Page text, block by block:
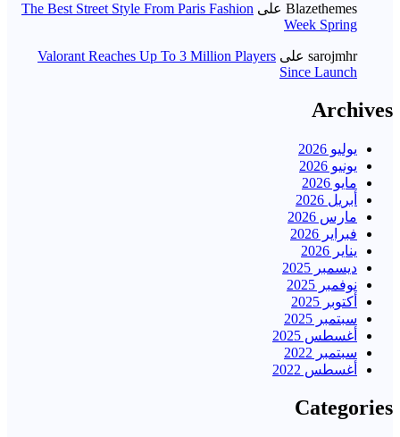
Blazethemes على The Best Street Style From Paris Fashion
Week Spring
sarojmhr على Valorant Reaches Up To 3 Million Players
Since Launch
Archives
يوليو 2026
يونيو 2026
مايو 2026
أبريل 2026
مارس 2026
فبراير 2026
يناير 2026
ديسمبر 2025
نوفمبر 2025
أكتوبر 2025
سبتمبر 2025
أغسطس 2025
سبتمبر 2022
أغسطس 2022
Categories